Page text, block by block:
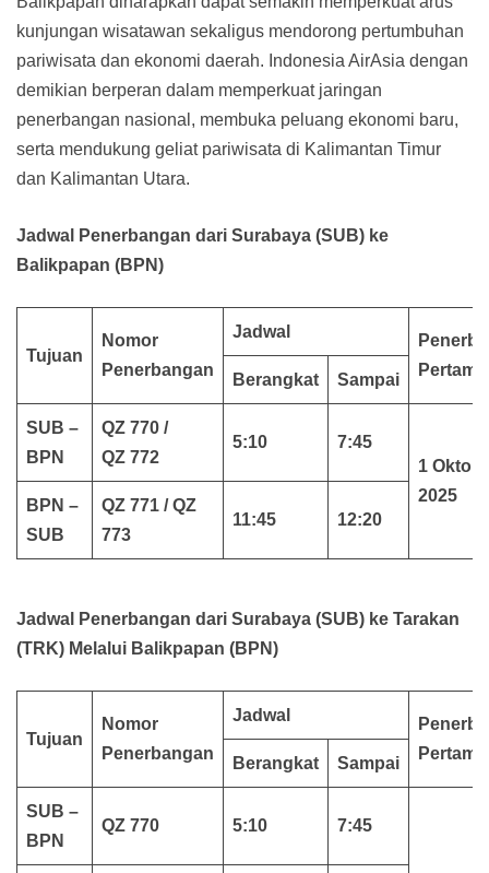
kunjungan wisatawan sekaligus mendorong pertumbuhan
pariwisata dan ekonomi daerah. Indonesia AirAsia dengan
demikian berperan dalam memperkuat jaringan
penerbangan nasional, membuka peluang ekonomi baru,
serta mendukung geliat pariwisata di Kalimantan Timur
dan Kalimantan Utara.
Jadwal Penerbangan dari Surabaya (SUB) ke
Balikpapan (BPN)
Tujuan
Nomor
Penerbangan
Jadwal
Pertama
Berangkat Sampai
SUB –
BPN
QZ 770 /
QZ 772
5:10
7:45
1
2025
BPN –
SUB
QZ 771 / QZ
773
11:45 12:20
Jadwal Penerbangan dari Surabaya (SUB) ke Tarakan
(TRK) Melalui Balikpapan (BPN)
Tujuan
Nomor
Penerbangan
Jadwal
Pertama
Berangkat Sampai
SUB –
BPN
QZ 770 5:10 7:45